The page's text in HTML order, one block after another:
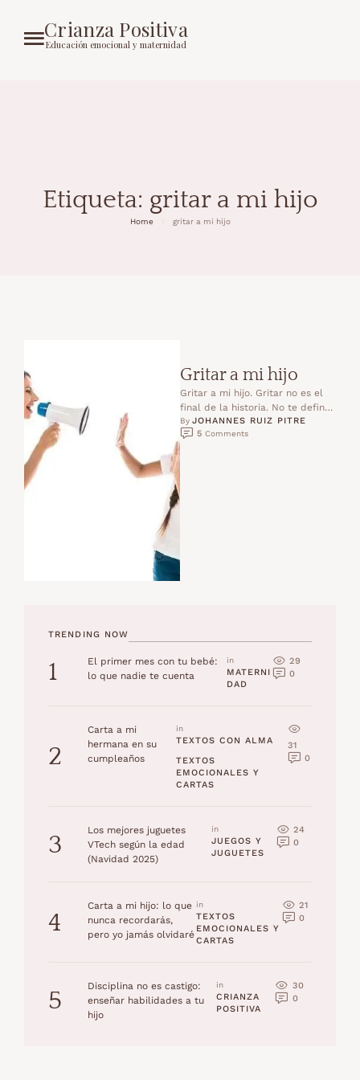
Crianza Positiva
Educación emocional y maternidad
Etiqueta: gritar a mi hijo
Home gritar a mi hijo
Gritar a mi hijo
Gritar a mi hijo. Gritar no es el
final de la historia. No te define
el hecho de que …
By JOHANNES RUIZ PITRE
5 Comments
TRENDING NOW
1
El primer mes con tu bebé:
lo que nadie te cuenta
in
MATERNI
DAD
29
0
2
Carta a mi
hermana en su
cumpleaños
in
TEXTOS CON ALMA
TEXTOS
EMOCIONALES Y
CARTAS
31
0
3
Los mejores juguetes
VTech según la edad
(Navidad 2025)
in
JUEGOS Y
JUGUETES
24
0
4
Carta a mi hijo: lo que
nunca recordarás,
pero yo jamás olvidaré
in
TEXTOS
EMOCIONALES Y
CARTAS
21
0
5
Disciplina no es castigo:
enseñar habilidades a tu
hijo
in
CRIANZA
POSITIVA
30
0